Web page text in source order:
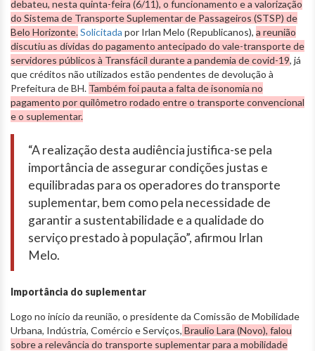
debateu, nesta quinta-feira (6/11), o funcionamento e a valorização
do Sistema de Transporte Suplementar de Passageiros (STSP) de
Belo Horizonte.Solicitada por Irlan Melo (Republicanos), a reunião
discutiu as dívidas do pagamento antecipado do vale-transporte de
servidores públicos à Transfácil durante a pandemia de covid-19, já
que créditos não utilizados estão pendentes de devolução à
Prefeitura de BH. Também foi pauta a falta de isonomia no
pagamento por quilômetro rodado entre o transporte convencional
e o suplementar.
“A realização desta audiência justifica-se pela
importância de assegurar condições justas e
equilibradas para os operadores do transporte
suplementar, bem como pela necessidade de
garantir a sustentabilidade e a qualidade do
serviço prestado à população”, afirmou Irlan
Melo.
Importância do suplementar
Logo no início da reunião, o presidente da Comissão de Mobilidade
Urbana, Indústria, Comércio e Serviços, Braulio Lara (Novo), falou
sobre a relevância do transporte suplementar para a mobilidade